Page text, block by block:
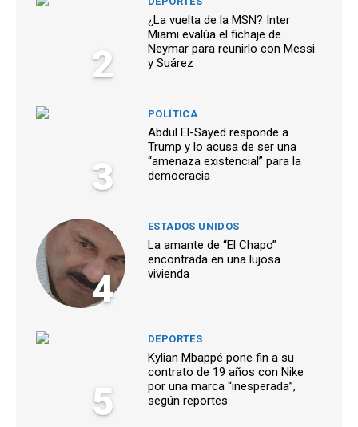
2
¿La vuelta de la MSN? Inter
Miami evalúa el fichaje de
Neymar para reunirlo con Messi
y Suárez
3
POLÍTICA
Abdul El-Sayed responde a
Trump y lo acusa de ser una
“amenaza existencial” para la
democracia
4
ESTADOS UNIDOS
La amante de “El Chapo”
encontrada en una lujosa
vivienda
5
DEPORTES
Kylian Mbappé pone fin a su
contrato de 19 años con Nike
por una marca “inesperada”,
según reportes